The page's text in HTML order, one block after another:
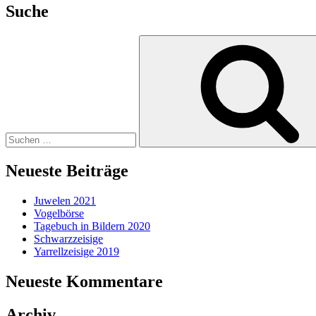
Suche
Neueste Beiträge
Juwelen 2021
Vogelbörse
Tagebuch in Bildern 2020
Schwarzzeisige
Yarrellzeisige 2019
Neueste Kommentare